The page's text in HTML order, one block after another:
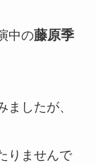
中の藤原季
したが、
りませんで